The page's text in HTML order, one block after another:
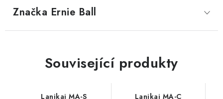
Značka Ernie Ball
Související produkty
Lanikai MA-S Lanikai MA-C